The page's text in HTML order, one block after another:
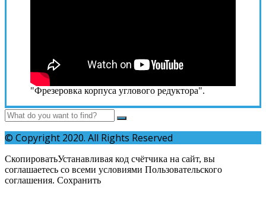
"Фрезеровка корпуса углового редуктора".
© Copyright 2020. All Rights Reserved
СкопироватьУстанавливая код счётчика на сайт, вы
соглашаетесь со всеми условиями Пользовательского
соглашения. Сохранить